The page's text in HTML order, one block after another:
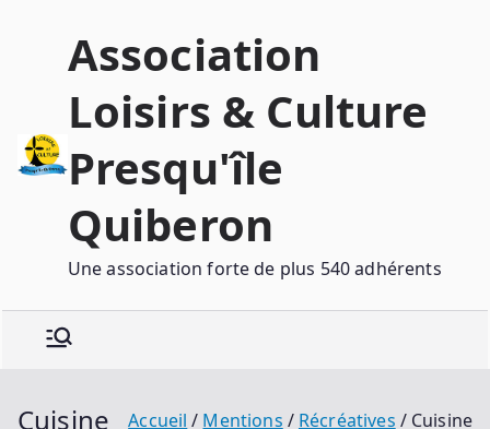
Association
Loisirs & Culture
Presqu'île
Quiberon
Une association forte de plus 540 adhérents
Cuisine Accueil Mentions Récréatives Cuisine